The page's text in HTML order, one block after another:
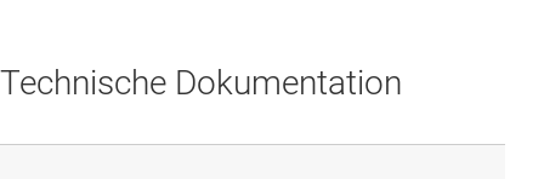
Technische Dokumentation